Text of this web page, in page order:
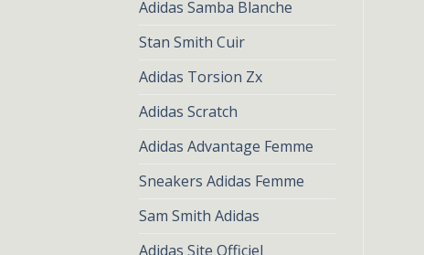
Adidas Samba Blanche
Stan Smith Cuir
Adidas Torsion Zx
Adidas Scratch
Adidas Advantage Femme
Sneakers Adidas Femme
Sam Smith Adidas
Adidas Site Officiel